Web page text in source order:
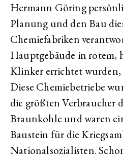
Hermann Göring
Planung und den Bau
Chemiefabriken
Hauptgebäude in rotem,
Klinker errichtet wurden,
Diese Chemiebetriebe
die größten Verbraucher
Braunkohle und waren
Baustein für die
Nationalsozialisten.